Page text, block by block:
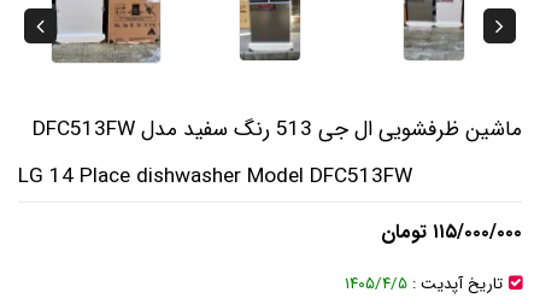
ماشین ظرفشویی ال جی 513 رنگ سفید مدل DFC513FW
LG 14 Place dishwasher Model DFC513FW
۱۱۵/۰۰۰/۰۰۰ تومان
تاریخ آپدیت : ۱۴۰۵/۴/۵